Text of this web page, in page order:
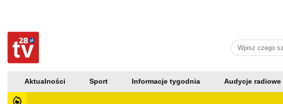
Aktualności Sport Informacje tygodnia Audycje radiowe